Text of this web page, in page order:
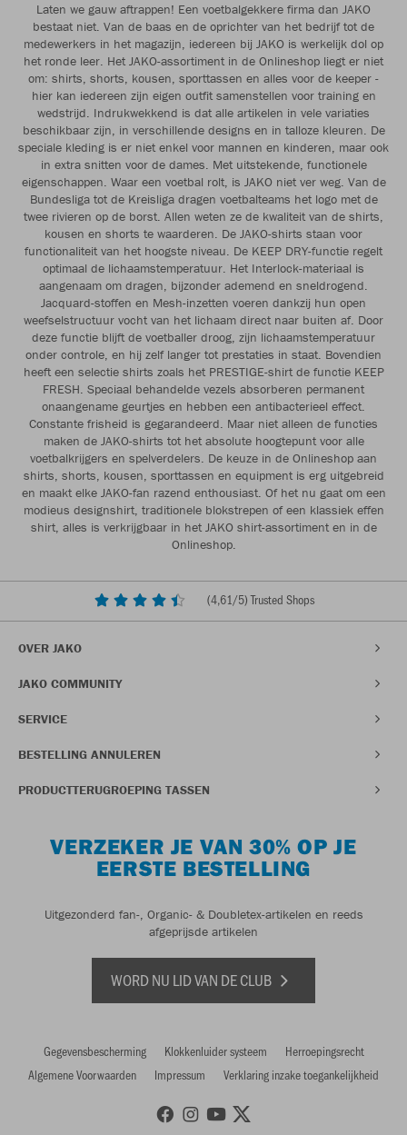
Laten we gauw aftrappen! Een voetbalgekkere firma dan JAKO
bestaat niet. Van de baas en de oprichter van het bedrijf tot de
medewerkers in het magazijn, iedereen bij JAKO is werkelijk dol op
het ronde leer. Het JAKO-assortiment in de Onlineshop liegt er niet
om: shirts, shorts, kousen, sporttassen en alles voor de keeper -
hier kan iedereen zijn eigen outfit samenstellen voor training en
wedstrijd. Indrukwekkend is dat alle artikelen in vele variaties
beschikbaar zijn, in verschillende designs en in talloze kleuren. De
speciale kleding is er niet enkel voor mannen en kinderen, maar ook
in extra snitten voor de dames. Met uitstekende, functionele
eigenschappen. Waar een voetbal rolt, is JAKO niet ver weg. Van de
Bundesliga tot de Kreisliga dragen voetbalteams het logo met de
twee rivieren op de borst. Allen weten ze de kwaliteit van de shirts,
kousen en shorts te waarderen. De JAKO-shirts staan voor
functionaliteit van het hoogste niveau. De KEEP DRY-functie regelt
optimaal de lichaamstemperatuur. Het Interlock-materiaal is
aangenaam om dragen, bijzonder ademend en sneldrogend.
Jacquard-stoffen en Mesh-inzetten voeren dankzij hun open
weefselstructuur vocht van het lichaam direct naar buiten af. Door
deze functie blijft de voetballer droog, zijn lichaamstemperatuur
onder controle, en hij zelf langer tot prestaties in staat. Bovendien
heeft een selectie shirts zoals het PRESTIGE-shirt de functie KEEP
FRESH. Speciaal behandelde vezels absorberen permanent
onaangename geurtjes en hebben een antibacterieel effect.
Constante frisheid is gegarandeerd. Maar niet alleen de functies
maken de JAKO-shirts tot het absolute hoogtepunt voor alle
voetbalkrijgers en spelverdelers. De keuze in de Onlineshop aan
shirts, shorts, kousen, sporttassen en equipment is erg uitgebreid
en maakt elke JAKO-fan razend enthousiast. Of het nu gaat om een
modieus designshirt, traditionele blokstrepen of een klassiek effen
shirt, alles is verkrijgbaar in het JAKO shirt-assortiment en in de
Onlineshop.
(4,61/5) Trusted Shops
OVER JAKO
JAKO COMMUNITY
SERVICE
BESTELLING ANNULEREN
PRODUCTTERUGROEPING TASSEN
VERZEKER JE VAN 30% OP JE
EERSTE BESTELLING
Uitgezonderd fan-, Organic- & Doubletex-artikelen en reeds
afgeprijsde artikelen
WORD NU LID VAN DE CLUB
Gegevensbescherming Klokkenluider systeem
Herroepingsrecht
Algemene Voorwaarden
Impressum Verklaring inzake toegankelijkheid